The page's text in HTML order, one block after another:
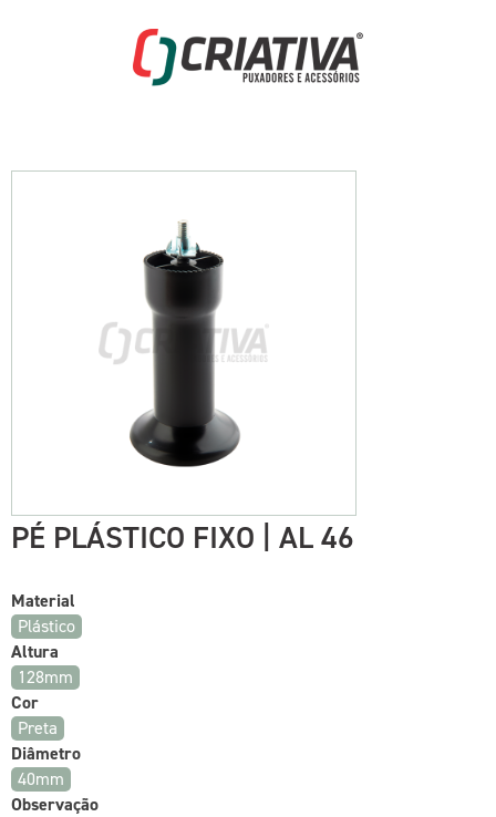
PÉ PLÁSTICO FIXO | AL 46
Material
Plástico
Altura
128mm
Cor
Preta
Diâmetro
40mm
Observação